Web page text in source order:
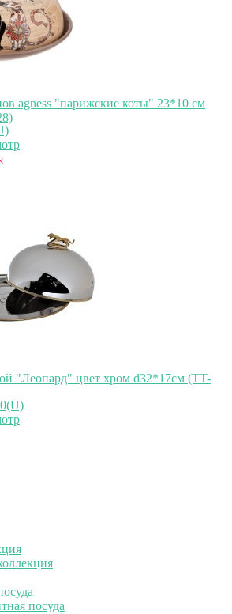
agness "парижские коты" 23*10 см
"Леопард" цвет хром d32*17см (TT-
посуда